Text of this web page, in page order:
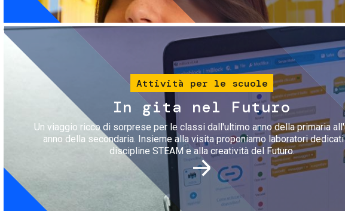
Immagine
Attività per le scuole
In gita nel Futuro
Un viaggio ricco di sorprese per le classi dall'ultimo anno della primaria
anno della secondaria. Insieme alla visita proponiamo laboratori
discipline STEAM e alla creatività del Futuro.